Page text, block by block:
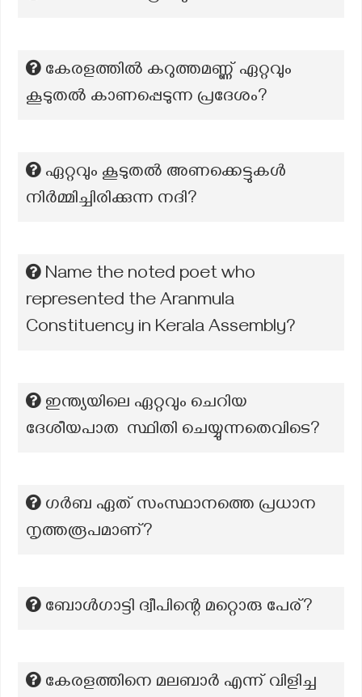
കേരളത്തിൽ കറുത്തമണ്ണ് ഏറ്റവും
കൂടുതൽ കാണപ്പെടുന്ന പ്രദേശം?
ഏറ്റവും കൂടുതൽ അണക്കെട്ടുകൾ
നിർമ്മിച്ചിരിക്കുന്ന നദി?
Name the noted poet who
represented the Aranmula
Constituency in Kerala Assembly?
ഇന്ത്യയിലെ ഏറ്റവും ചെറിയ
ദേശീയപാത സ്ഥിതി ചെയ്യുന്നതെവിടെ?
ഗർബ ഏത് സംസ്ഥാനത്തെ പ്രധാന
നൃത്തരൂപമാണ്?
ബോൾഗാട്ടി ദ്വീപിന്റെ മറ്റൊരു പേര്?
കേരളത്തിനെ മലബാർ എന്ന് വിളിച്ച